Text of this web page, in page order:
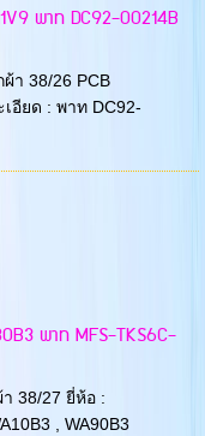
พาท DC92-00214B
า 38/26 PCB
เอียด : พาท DC92-
พาท MFS-TKS6C-
38/27 ยี่ห้อ :
, WA90B3